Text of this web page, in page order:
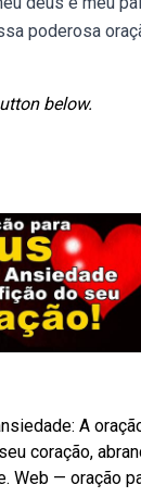
poderosa
below.
A
coração,
Web — oração